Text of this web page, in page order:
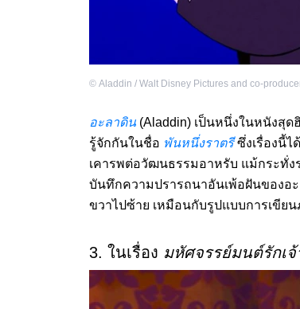
© Aladdin / Walt Disney Pictures and co-
อะลาดิน (Aladdin) เป็นหนึ่งในหนังสุ
รู้จักกันในชื่อ พันหนึ่งราตรี ซึ่งเรื่องนี้
เคารพต่อวัฒนธรรมอาหรับ แม้กระทั่ง
บันทึกความปรารถนาอันเพ้อฝันของอ
ขวาไปซ้าย เหมือนกับรูปแบบการเขีย
3. ในเรื่อง มหัศจรรย์มนต์รักเ